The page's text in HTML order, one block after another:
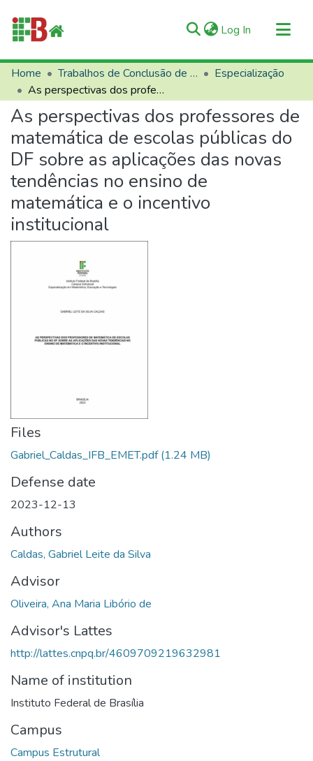
Log In (current)
Communities & Collections
All of RIIFB
Manuals and Terms
Statistics
About RIIFB
Help
Contacts
Home Trabalhos de Conclusão de Curso (TCCs)
Especialização
As perspectivas dos professores de matemática de escolas públicas do DF sobre as aplicações das novas tendências no ensino de matemática e o incentivo institucional
As perspectivas dos professores de
matemática de escolas públicas do
DF sobre as aplicações das novas
tendências no ensino de
matemática e o incentivo
institucional
Files
Gabriel_Caldas_IFB_EMET.pdf(1.24 MB)
Defense date
2023-12-13
Authors
Caldas, Gabriel Leite da Silva
Advisor
Oliveira, Ana Maria Libório de
Advisor's Lattes
http://lattes.cnpq.br/4609709219632981
Name of institution
Instituto Federal de Brasília
Campus
Campus Estrutural